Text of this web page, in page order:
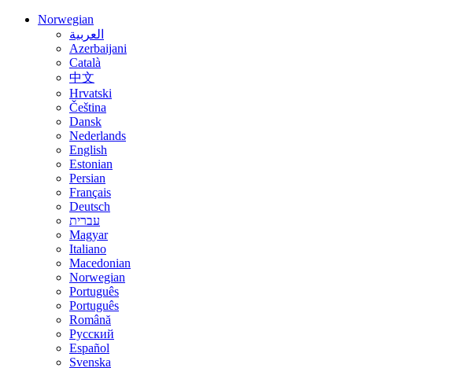
Norwegian
العربية
Azerbaijani
Català
中文
Hrvatski
Čeština
Dansk
Nederlands
English
Estonian
Persian
Français
Deutsch
עברית
Magyar
Italiano
Macedonian
Norwegian
Português
Português
Română
Русский
Español
Svenska